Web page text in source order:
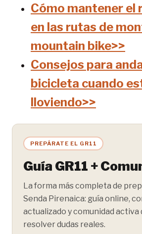
Cómo mantener el
en las rutas de
mountain bike>>
Consejos para
bicicleta cuando
lloviendo>>
PREPÁRATE EL GR11
Guía GR11 +
La forma más completa de
Senda Pirenaica: guía online,
actualizado y comunidad activa
resolver dudas reales.